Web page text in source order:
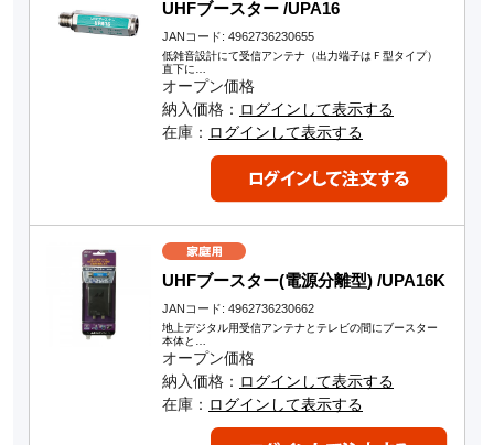
UHFブースター /UPA16
JANコード: 4962736230655
低雑音設計にて受信アンテナ（出力端子はＦ型タイプ）
直下に…
オープン価格
納入価格： ログインして表示する
在庫： ログインして表示する
UHFブースター(電源分離型) /UPA16K
JANコード: 4962736230662
地上デジタル用受信アンテナとテレビの間にブースター
本体と…
オープン価格
納入価格： ログインして表示する
在庫： ログインして表示する